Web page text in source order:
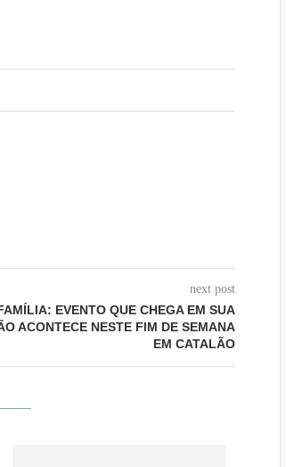
next post
EVENTO QUE CHEGA EM SUA
ACONTECE NESTE FIM DE SEMANA
EM CATALÃO